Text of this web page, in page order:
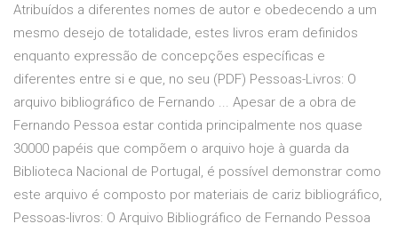
Atribuídos a diferentes nomes de autor e obedecendo a um
mesmo desejo de totalidade, estes livros eram definidos
enquanto expressão de concepções específicas e
diferentes entre si e que, no seu (PDF) Pessoas-Livros: O
arquivo bibliográfico de Fernando ... Apesar de a obra de
Fernando Pessoa estar contida principalmente nos quase
30000 papéis que compõem o arquivo hoje à guarda da
Biblioteca Nacional de Portugal, é possível demonstrar como
este arquivo é composto por materiais de cariz bibliográfico,
Pessoas-livros: O Arquivo Bibliográfico de Fernando Pessoa